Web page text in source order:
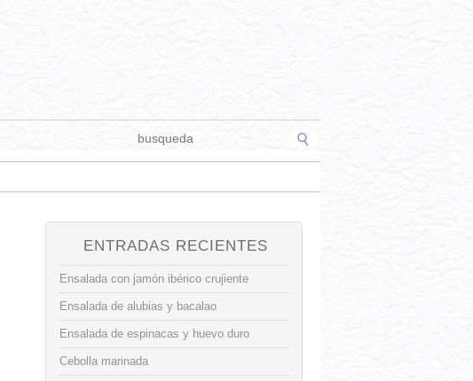
ENTRADAS RECIENTES
Ensalada con jamón ibérico crujiente
Ensalada de alubias y bacalao
Ensalada de espinacas y huevo duro
Cebolla marinada